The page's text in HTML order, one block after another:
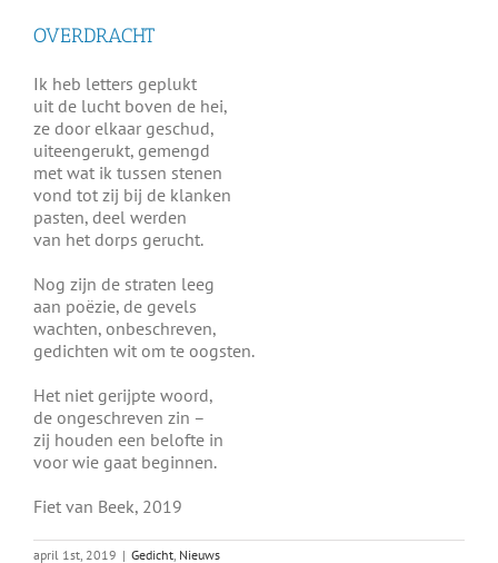
OVERDRACHT
Ik heb letters geplukt
uit de lucht boven de hei,
ze door elkaar geschud,
uiteengerukt, gemengd
met wat ik tussen stenen
vond tot zij bij de klanken
pasten, deel werden
van het dorps gerucht.
Nog zijn de straten leeg
aan poëzie, de gevels
wachten, onbeschreven,
gedichten wit om te oogsten.
Het niet gerijpte woord,
de ongeschreven zin –
zij houden een belofte in
voor wie gaat beginnen.
Fiet van Beek, 2019
april 1st, 2019 | Gedicht, Nieuws